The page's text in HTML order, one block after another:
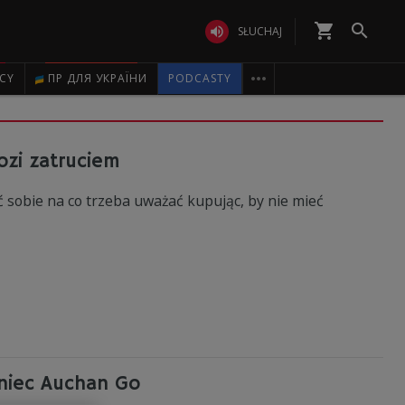
 SŁUCHAJ shopping_cart 
ПР ДЛЯ УКРАЇНИ PODCASTY 
zatruciem
na co trzeba uważać kupując, by nie mieć
Auchan Go